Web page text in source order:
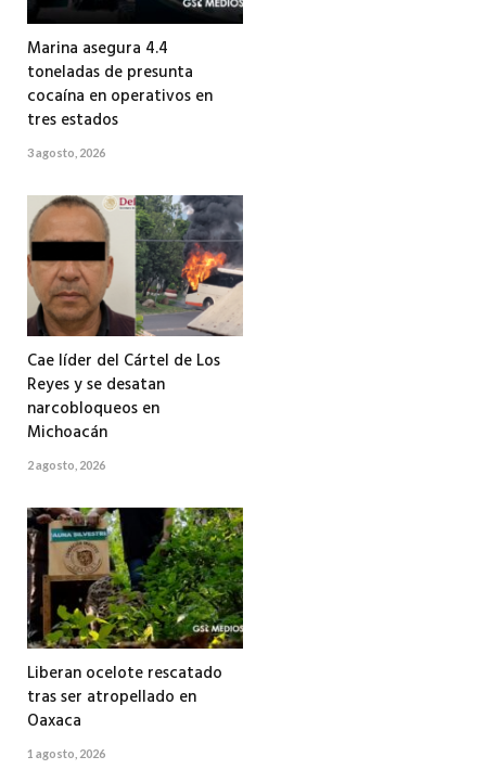
Marina asegura 4.4
toneladas de presunta
cocaína en operativos en
tres estados
3 agosto, 2026
Cae líder del Cártel de Los
Reyes y se desatan
narcobloqueos en
Michoacán
2 agosto, 2026
Liberan ocelote rescatado
tras ser atropellado en
Oaxaca
1 agosto, 2026